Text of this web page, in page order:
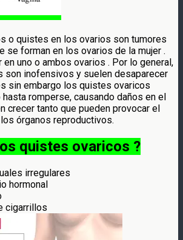
o quistes en los ovarios son tumores
se forman en los ovarios de la mujer .
uno o ambos ovarios . Por lo general,
son inofensivos y suelen desaparecer
sin embargo los quistes ovaricos
romperse, causando daños en el
crecer tanto que pueden provocar el
órganos reproductivos.
quistes ovaricos ?
irregulares
hormonal
cigarrillos